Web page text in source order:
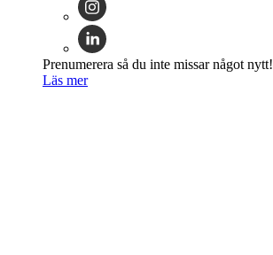
Prenumerera så du inte missar något nytt!
Läs mer